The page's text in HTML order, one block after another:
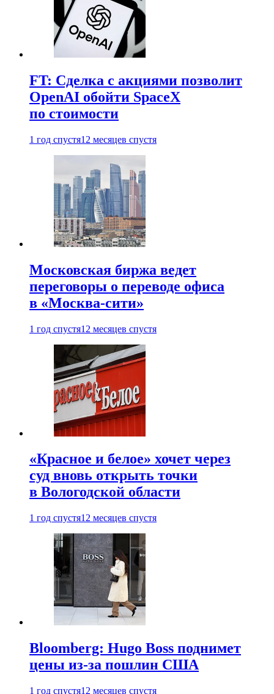
FT: Сделка с акциями позволит
OpenAI обойти SpaceX
по стоимости
1 год спустя12 месяцев спустя
Московская биржа ведет
переговоры о переводе офиса
в «Москва-сити»
1 год спустя12 месяцев спустя
«Красное и белое» хочет через
суд вновь открыть точки
в Вологодской области
1 год спустя12 месяцев спустя
Bloomberg: Hugo Boss поднимет
цены из-за пошлин США
1 год спустя12 месяцев спустя